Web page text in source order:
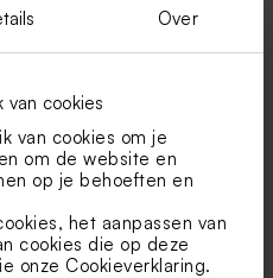
Over
cookies
van cookies om je
om de website en
op je behoeften en
het aanpassen van
cookies die op deze
onze Cookieverklaring.
papier